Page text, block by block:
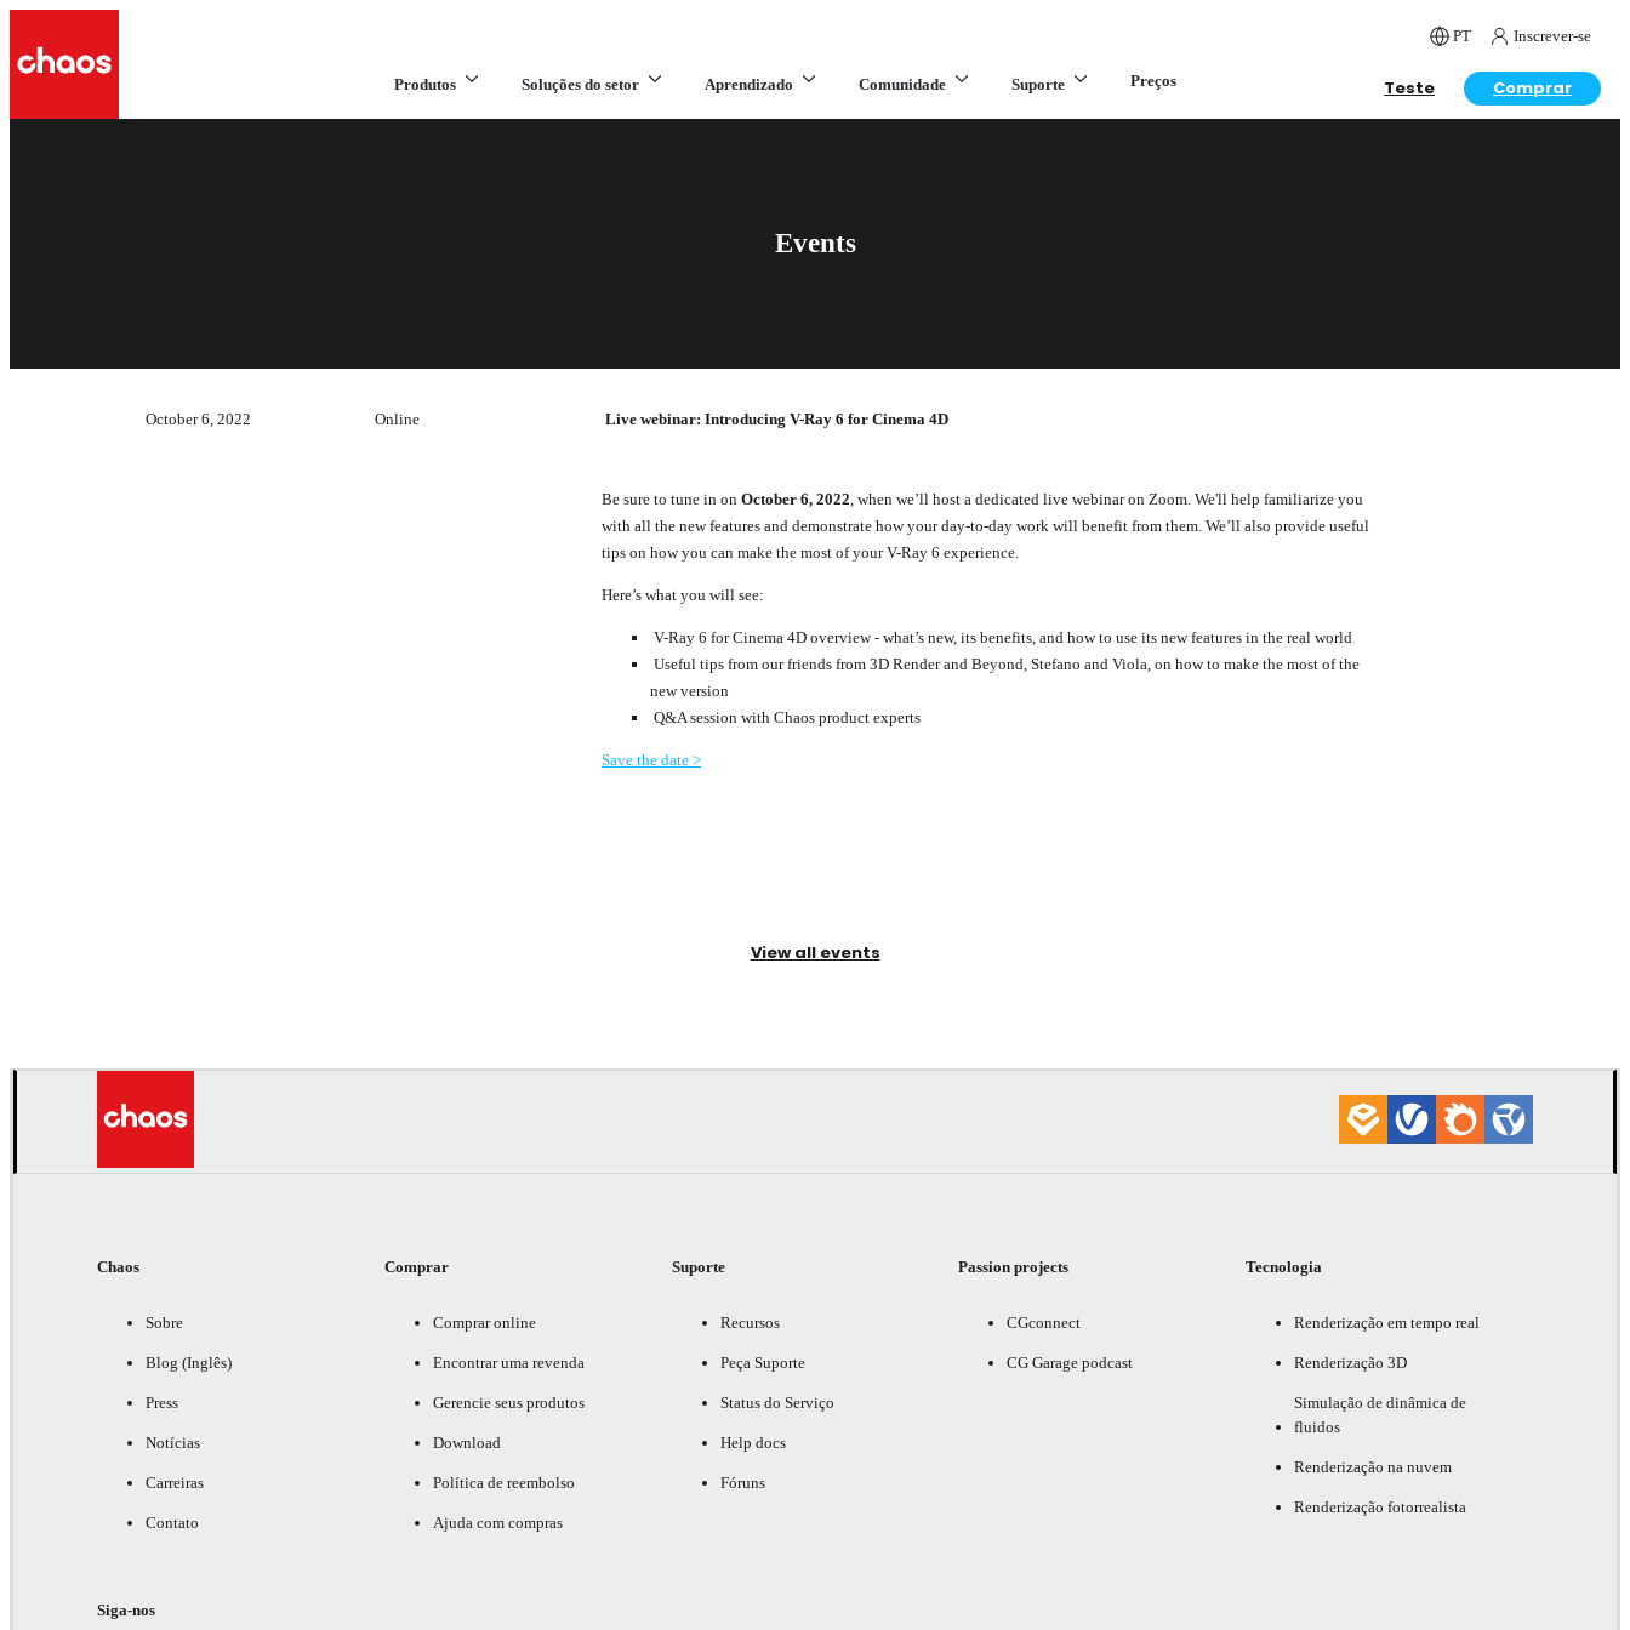
PT Inscrever-se
Produtos Soluções do setor Aprendizado Comunidade Suporte Preços Teste Comprar
Events
October 6, 2022 Online Live webinar: Introducing V-Ray 6 for Cinema 4D
Be sure to tune in on October 6, 2022 , when we’ll host a dedicated live webinar on Zoom. We'll help familiarize you
with all the new features and demonstrate how your day-to-day work will benefit from them. We’ll also provide useful
tips on how you can make the most of your V-Ray 6 experience.
Here’s what you will see:
V-Ray 6 for Cinema 4D overview - what’s new, its benefits, and how to use its new features in the real world
Useful tips from our friends from 3D Render and Beyond, Stefano and Viola, on how to make the most of the
new version
Q&A session with Chaos product experts
Save the date >
View all events
Chaos
Sobre
Blog (Inglês)
Press
Notícias
Carreiras
Contato
Comprar
Comprar online
Encontrar uma revenda
Gerencie seus produtos
Download
Política de reembolso
Ajuda com compras
Suporte
Recursos
Peça Suporte
Status do Serviço
Help docs
Fóruns
Passion projects
CGconnect
CG Garage podcast
Tecnologia
Renderização em tempo real
Renderização 3D
Simulação de dinâmica de
fluidos
Renderização na nuvem
Renderização fotorrealista
Siga-nos